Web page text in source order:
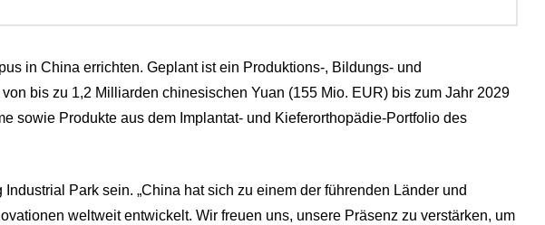
in China errichten. Geplant ist ein Produktions-, Bildungs- und
bis zu 1,2 Milliarden chinesischen Yuan (155 Mio. EUR) bis zum Jahr 2029
sowie Produkte aus dem Implantat- und Kieferorthopädie-Portfolio des
Park sein. „China hat sich zu einem der führenden Länder und
weltweit entwickelt. Wir freuen uns, unsere Präsenz zu verstärken, um